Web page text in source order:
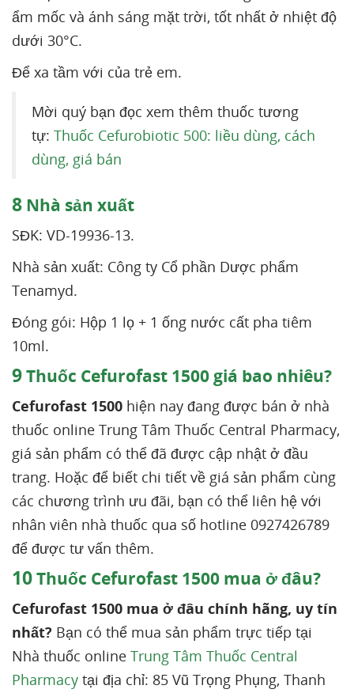
ẩm mốc và ánh sáng mặt trời, tốt nhất ở nhiệt độ
dưới 30°C.
Để xa tầm với của trẻ em.
Mời quý bạn đọc xem thêm thuốc tương
tự: Thuốc Cefurobiotic 500: liều dùng, cách
dùng, giá bán
8 Nhà sản xuất
SĐK: VD-19936-13.
Nhà sản xuất: Công ty Cổ phần Dược phẩm
Tenamyd.
Đóng gói: Hộp 1 lọ + 1 ống nước cất pha tiêm
10ml.
9Thuốc Cefurofast 1500 giá bao nhiêu?
Cefurofast 1500 hiện nay đang được bán ở nhà
thuốc online Trung Tâm Thuốc Central Pharmacy,
giá sản phẩm có thể đã được cập nhật ở đầu
trang. Hoặc để biết chi tiết về giá sản phẩm cùng
các chương trình ưu đãi, bạn có thể liên hệ với
nhân viên nhà thuốc qua số hotline 0927426789
để được tư vấn thêm.
10Thuốc Cefurofast 1500 mua ở đâu?
Cefurofast 1500 mua ở đâu chính hãng, uy tín
nhất? Bạn có thể mua sản phẩm trực tiếp tại
Nhà thuốc online Trung Tâm Thuốc Central
Pharmacy tại địa chỉ: 85 Vũ Trọng Phụng, Thanh